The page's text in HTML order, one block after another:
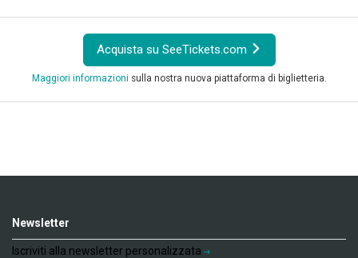
Acquista su SeeTickets.com
Maggiori informazioni sulla nostra nuova piattaforma di biglietteria.
Newsletter
Iscriviti alla newsletter personalizzata